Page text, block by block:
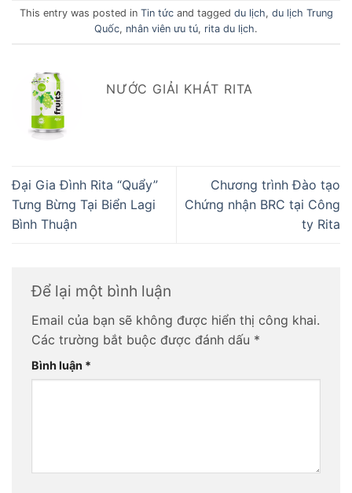
This entry was posted in Tin tứcand tagged du lịch, du lịch Trung
Quốc, nhân viên ưu tú, rita du lịch.
NƯỚC GIẢI KHÁT RITA
Đại Gia Đình Rita “Quẩy”
Tưng Bừng Tại Biển Lagi
Bình Thuận
Chương trình Đào tạo
Chứng nhận BRC tại Công
ty Rita
Để lại một bình luận
Email của bạn sẽ không được hiển thị công khai.
Các trường bắt buộc được đánh dấu *
Bình luận *